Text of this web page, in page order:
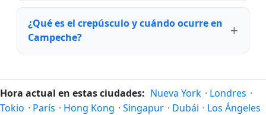
¿Qué es el crepúsculo y cuándo ocurre en
Campeche?
Hora actual en estas ciudades: Nueva York · Londres ·
Tokio · París · Hong Kong · Singapur · Dubái · Los Ángeles